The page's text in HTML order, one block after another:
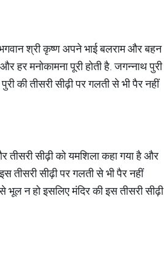
श्री कृष्ण अपने भाई बलराम और बहन
हर मनोकामना पूरी होती है. जगन्नाथ पुरी
की तीसरी सीढ़ी पर गलती से भी पैर नहीं
तीसरी सीढ़ी को यमशिला कहा गया है और
तीसरी सीढ़ी पर गलती से भी पैर नहीं
भूल न हो इसलिए मंदिर की इस तीसरी सीढ़ी